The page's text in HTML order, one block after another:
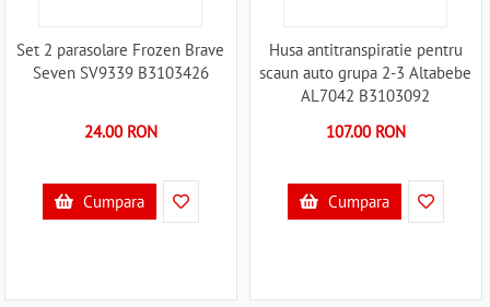
Set 2 parasolare Frozen Brave
Seven SV9339 B3103426
24.00 RON
Cumpara
Husa antitranspiratie pentru
scaun auto grupa 2-3 Altabebe
AL7042 B3103092
107.00 RON
Cumpara